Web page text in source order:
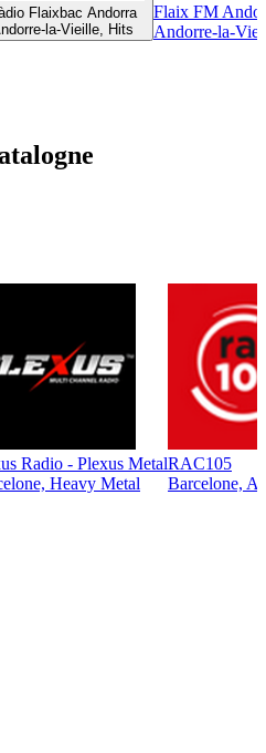
Flaixbac Andorra
la-Vieille, Hits
Flaix FM
Andorre-la-
Radio - Plexus Metal
Heavy Metal
RAC105
Barcelone,